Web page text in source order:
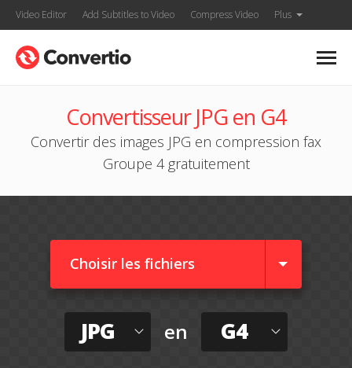
Video Editor Add Subtitles to Video Compress Video Plus
Convertisseur JPG en G4
Convertir des images JPG en compression fax
Groupe 4 gratuitement
Choisir les fichiers
JPG en G4